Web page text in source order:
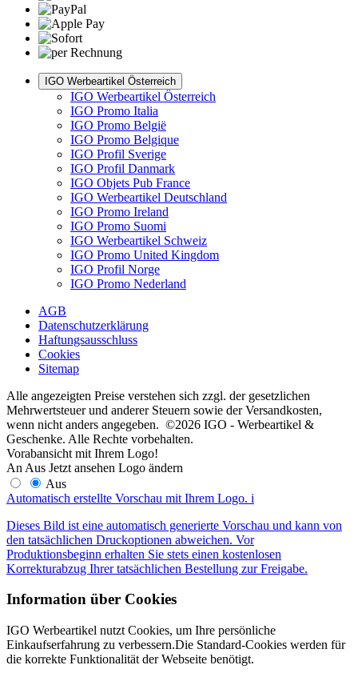
IGO Werbeartikel Österreich
IGO Werbeartikel Österreich
IGO Promo Italia
IGO Promo België
IGO Promo Belgique
IGO Profil Sverige
IGO Profil Danmark
IGO Objets Pub France
IGO Werbeartikel Deutschland
IGO Promo Ireland
IGO Promo Suomi
IGO Werbeartikel Schweiz
IGO Promo United Kingdom
IGO Profil Norge
IGO Promo Nederland
AGB
Datenschutzerklärung
Haftungsausschluss
Cookies
Sitemap
Alle angezeigten Preise verstehen sich zzgl. der gesetzlichen
Mehrwertsteuer und anderer Steuern sowie der Versandkosten,
wenn nicht anders angegeben. ©2026 IGO - Werbeartikel &
Geschenke. Alle Rechte vorbehalten.
Vorabansicht mit Ihrem Logo!
An Aus Jetzt ansehen Logo ändern
Aus
Automatisch erstellte Vorschau mit Ihrem Logo. i
Dieses Bild ist eine automatisch generierte Vorschau und kann von
den tatsächlichen Druckoptionen abweichen. Vor
Produktionsbeginn erhalten Sie stets einen kostenlosen
Korrekturabzug Ihrer tatsächlichen Bestellung zur Freigabe.
Information über Cookies
IGO Werbeartikel nutzt Cookies, um Ihre persönliche
Einkaufserfahrung zu verbessern.Die Standard-Cookies werden für
die korrekte Funktionalität der Webseite benötigt.